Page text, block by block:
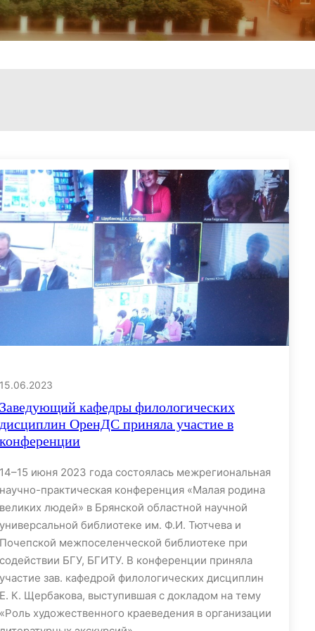
15.06.2023
Заведующий кафедры филологических
дисциплин ОренДС приняла участие в
конференции
14–15 июня 2023 года состоялась межрегиональная
научно-практическая конференция «Малая родина
великих людей» в Брянской областной научной
универсальной библиотеке им. Ф.И. Тютчева и
Почепской межпоселенческой библиотеке при
содействии БГУ, БГИТУ. В конференции приняла
участие зав. кафедрой филологических дисциплин
Е. К. Щербакова, выступившая с докладом на тему
«Роль художественного краеведения в организации